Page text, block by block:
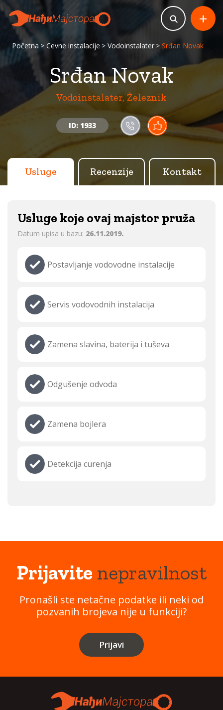
Početna Cevne instalacije Vodoinstalater Srđan Novak
Srđan Novak
Vodoinstalater, Železnik
ID: 1933
+
Usluge Recenzije Kontakt
Usluge koje ovaj majstor pruža
Datum upisa u bazu: 26.11.2019.
Postavljanje vodovodne instalacije
Servis vodovodnih instalacija
Zamena slavina, baterija i tuševa
Odgušenje odvoda
Zamena bojlera
Detekcija curenja
Prijavitenepravilnost
Pronašli ste netačne podatke ili neki od
pozvanih brojeva nije u funkciji?
Prijavi